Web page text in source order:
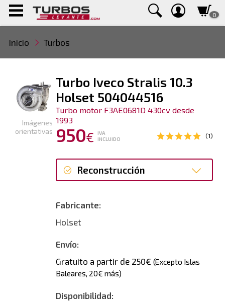
0
Inicio Turbos
Turbo Iveco Stralis 10.3
Holset 504044516
Turbo motor F3AE0681D 430cv desde
1993
950€
IVA
INCLUIDO
(1)
Reconstrucción
Fabricante:
Holset
Envío:
Gratuito a partir de 250€ (Excepto Islas
Baleares, 20€ más)
Disponibilidad:
Imágenes
orientativas